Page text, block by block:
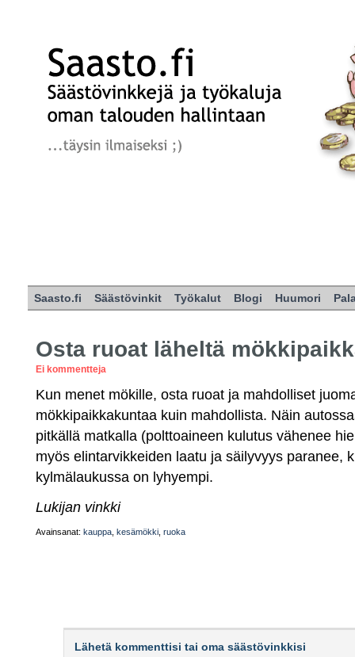
Saasto.fi Säästövinkit Työkalut Blogi Huumori
Osta ruoat läheltä
Ei kommentteja
Kun menet mökille, osta ruoat ja mahdolliset
mökkipaikkakuntaa kuin mahdollista. Näin
pitkällä matkalla (polttoaineen kulutus vähenee
myös elintarvikkeiden laatu ja säilyvyys paranee,
kylmälaukussa on lyhyempi.
Lukijan vinkki
Avainsanat: kauppa kesämökki ruoka
Lähetä kommenttisi tai oma säästövinkkisi